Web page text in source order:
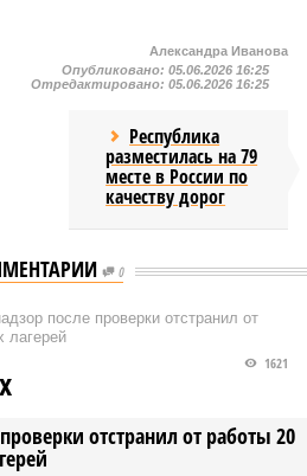
Александра Иванова
Опубликовано: 05.06.2026 16:25
Отредактировано: 05.06.2026 16:25
Республика
разместилась на 79
месте в России по
качеству дорог
0
после проверки отстранил от
лагерей
отстранил от работы 20
1621